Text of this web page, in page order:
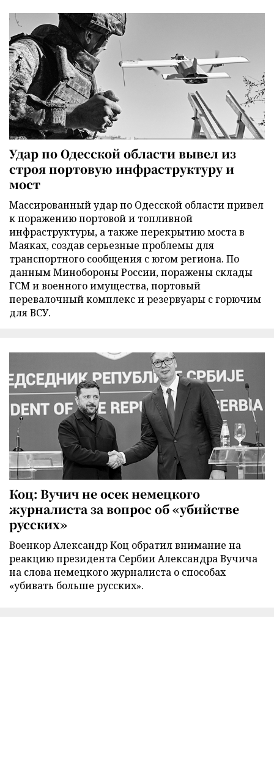
Удар по Одесской области вывел из
строя портовую инфраструктуру и
мост
Массированный удар по Одесской области привел
к поражению портовой и топливной
инфраструктуры, а также перекрытию моста в
Маяках, создав серьезные проблемы для
транспортного сообщения с югом региона. По
данным Минобороны России, поражены склады
ГСМ и военного имущества, портовый
перевалочный комплекс и резервуары с горючим
для ВСУ.
Коц: Вучич не осек немецкого
журналиста за вопрос об «убийстве
русских»
Военкор Александр Коц обратил внимание на
реакцию президента Сербии Александра Вучича
на слова немецкого журналиста о способах
«убивать больше русских».